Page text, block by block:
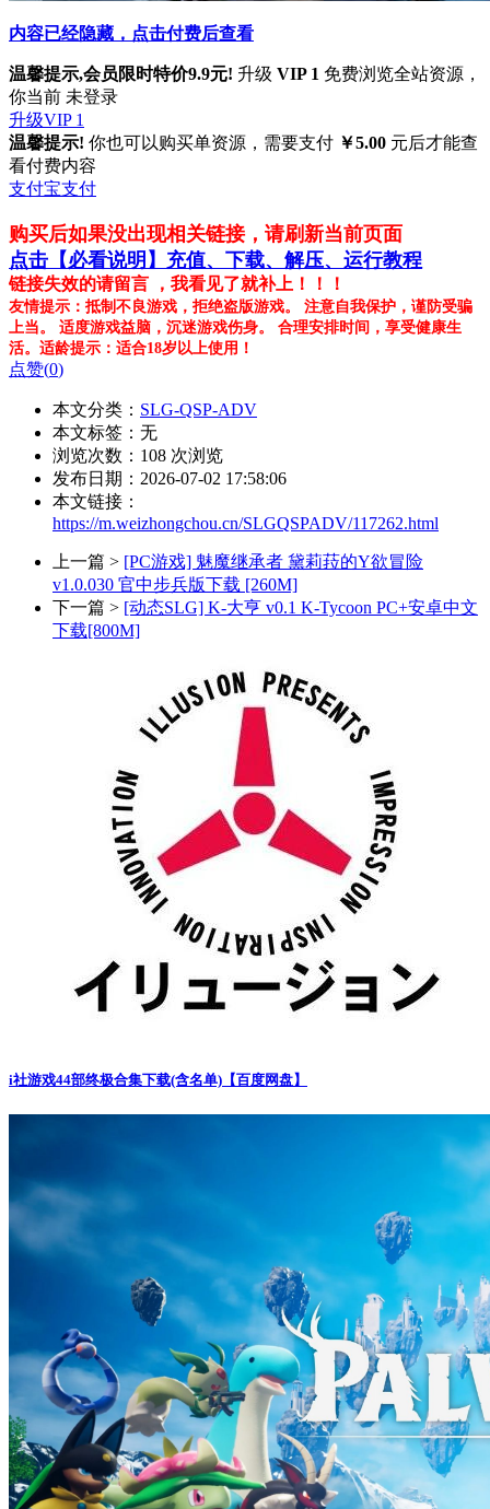
内容已经隐藏，点击付费后查看
温馨提示,会员限时特价9.9元! 升级 VIP 1 免费浏览全站资源，
你当前 未登录
升级VIP 1
温馨提示! 你也可以购买单资源，需要支付 ￥5.00 元后才能查
看付费内容
支付宝支付
购买后如果没出现相关链接，请刷新当前页面
点击【必看说明】充值、下载、解压、运行教程
链接失效的请留言 ，我看见了就补上！！！
友情提示：抵制不良游戏，拒绝盗版游戏。 注意自我保护，谨防受骗
上当。 适度游戏益脑，沉迷游戏伤身。 合理安排时间，享受健康生
活。适龄提示：适合18岁以上使用！
点赞(0)
本文分类： SLG-QSP-ADV
本文标签：无
浏览次数： 108 次浏览
发布日期：2026-07-02 17:58:06
本文链接：
https://m.weizhongchou.cn/SLGQSPADV/117262.html
上一篇 > [PC游戏] 魅魔继承者 黛莉菈的Y欲冒险
v1.0.030 官中步兵版下载 [260M]
下一篇 > [动态SLG] K-大亨 v0.1 K-Tycoon PC+安卓中文
下载[800M]
i社游戏44部终极合集下载(含名单)【百度网盘】